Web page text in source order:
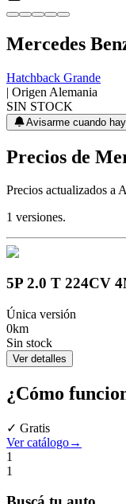
Mercedes
Hatchback Grande
| Origen Alemania
SIN STOCK
Avisarme cuando
Precios de
Precios actualizados a
1 versiones.
5P 2.0 T 224CV
Única versión
0km
Sin stock
Ver detalles
¿Cómo
✓ Gratis
Ver catálogo→
1
1